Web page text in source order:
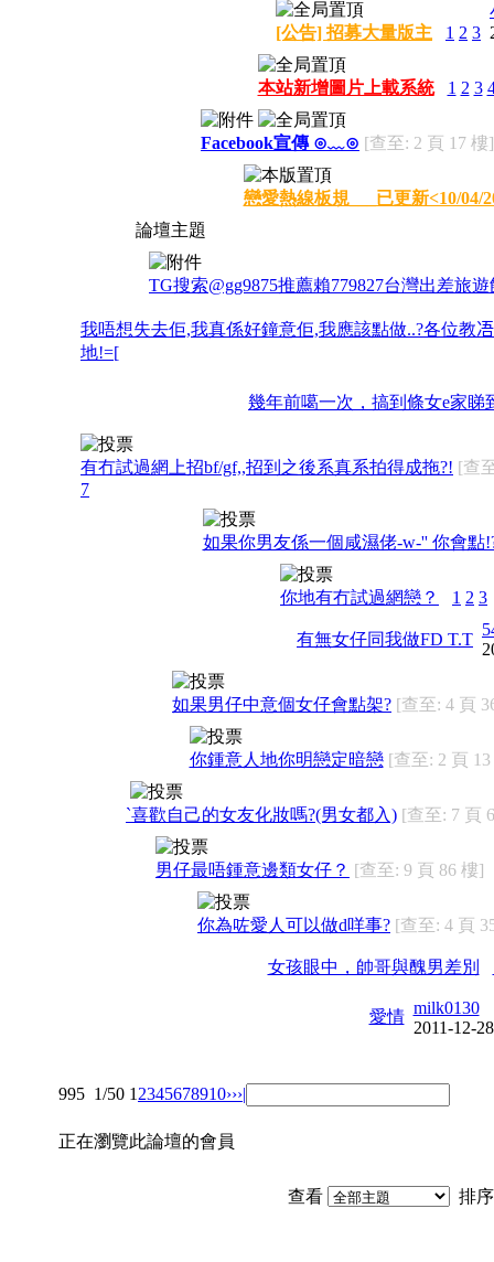
[公告] 招募大量版主 1 2 3
本站新增圖片上載系統 1 2 3
Facebook宣傳 ⊙﹏⊙ [查至: 2 頁 17 樓]
戀愛熱線板規___已更新<10/04/
論壇主題
TG搜索@gg9875推薦賴779827台灣出差旅
我唔想失去佢,我真係好鐘意佢,我應該點做..?各位教
地!=[
幾年前噶一次，搞到條女e家睇
有冇試過網上招bf/gf,,招到之後系真系拍得成拖?! [查
7
如果你男友係一個咸濕佬-w-'' 你會點
你地有冇試過網戀？ 1 2 3
有無女仔同我做FD T.T
如果男仔中意個女仔會點架? [查至: 4 頁
你鍾意人地你明戀定暗戀 [查至: 2 頁
`喜歡自己的女友化妝嗎?(男女都入) [查至: 7 頁
男仔最唔鍾意邊類女仔？ [查至: 9 頁 86 樓]
你為咗愛人可以做d咩事? [查至: 4 頁
女孩眼中，帥哥與醜男差別
愛情 milk0130
2011-12-28
995 1/50 1 2345678910›››|
正在瀏覽此論壇的會員
查看 排